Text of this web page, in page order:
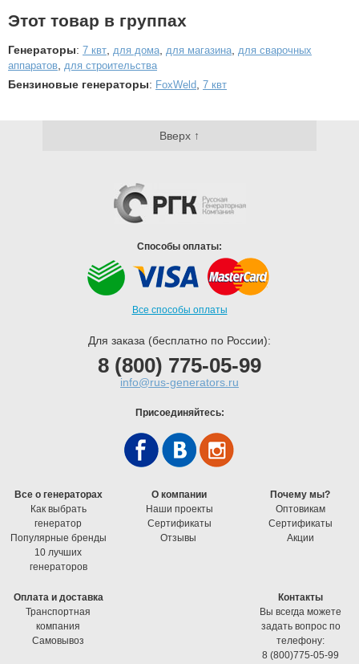
Этот товар в группах
Генераторы: 7 квт для дома для магазина для сварочных
аппаратов для строительства
Бензиновые генераторы: FoxWeld 7 квт
Вверх ↑
Способы оплаты:
Все способы оплаты
Для заказа (бесплатно по России):
8 (800) 775-05-99
info@rus-generators.ru
Присоединяйтесь:
Все о генераторах
Как выбрать
генератор
Популярные бренды
10 лучших
генераторов
О компании
Наши проекты
Cертификаты
Отзывы
Почему мы?
Оптовикам
Cертификаты
Акции
Оплата и доставка
Транспортная
компания
Самовывоз
Контакты
Вы всегда можете
задать вопрос по
телефону:
8 (800)775-05-99